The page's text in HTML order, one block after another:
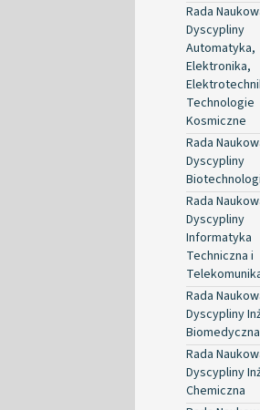
Rada
Dyscypliny
Automatyka,
Elektronika,
Technologie
Kosmiczne
Rada
Dyscypliny
Rada
Dyscypliny
Informatyka
Techniczna i
Rada
Dyscypliny
Biomedyczna
Rada
Dyscypliny
Chemiczna